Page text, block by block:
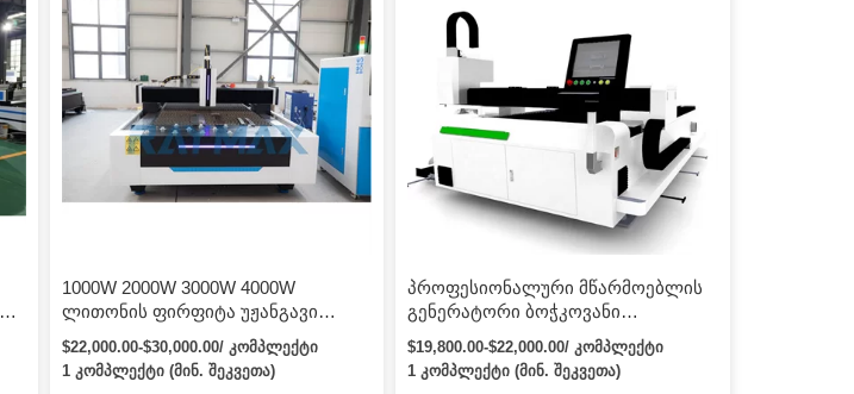
1000W 2000W 3000W 4000W
ლითონის ფირფიტა უჟანგავი
ფოლადის CNC ბოჭკოვანი
ლაზერული საჭრელი მანქანა
$22,000.00-$30,000.00/ კომპლექტი
1 კომპლექტი (მინ. შეკვეთა)
პროფესიონალური მწარმოებლის
გენერატორი ბოჭკოვანი
ლაზერული საჭრელი მანქანა, cnc
საჭრელი მანქანა 500w 1kw 2kw
ბოჭკოვანი ლაზერული საჭრელი
$19,800.00-$22,000.00/ კომპლექტი
1 კომპლექტი (მინ. შეკვეთა)